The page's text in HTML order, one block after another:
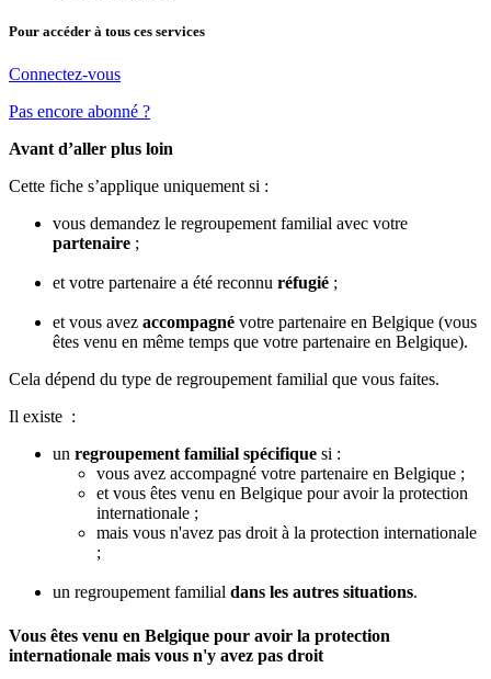
Pour accéder à tous ces services
Connectez-vous
Pas encore abonné ?
Avant d’aller plus loin
Cette fiche s’applique uniquement si :
vous demandez le regroupement familial avec votre
partenaire ;
et votre partenaire a été reconnu réfugié ;
et vous avez accompagné votre partenaire en Belgique (vous
êtes venu en même temps que votre partenaire en Belgique).
Cela dépend du type de regroupement familial que vous faites.
Il existe :
un regroupement familial spécifique si :
vous avez accompagné votre partenaire en Belgique ;
et vous êtes venu en Belgique pour avoir la protection
internationale ;
mais vous n'avez pas droit à la protection internationale
;
un regroupement familial dans les autres situations.
Vous êtes venu en Belgique pour avoir la protection
internationale mais vous n'y avez pas droit